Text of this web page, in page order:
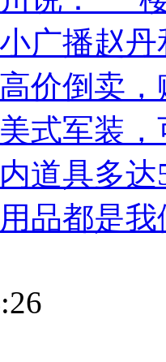
广播赵
价倒卖
式军装
道具多
品都是